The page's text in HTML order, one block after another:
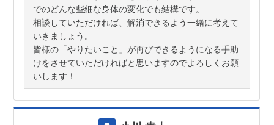
でのどんな些細な身体の変化でも結構です。
相談していただければ、解消できるよう一緒に考えて
いきましょう。
皆様の「やりたいこと」が再びできるようになる手助
けをさせていただければと思いますのでよろしくお願
いします！